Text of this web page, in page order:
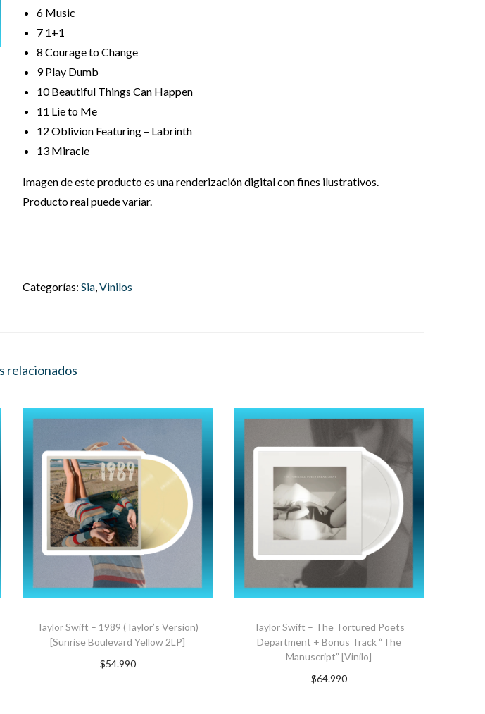
6 Music
7 1+1
8 Courage to Change
9Play Dumb
10Beautiful Things Can Happen
11 Lie to Me
12 Oblivion Featuring – Labrinth
13 Miracle
Imagen de este producto es una renderización digital con fines ilustrativos.
Producto real puede variar.
Categorías: Sia,Vinilos
relacionados
Taylor Swift – 1989 (Taylor’s Version)
[Sunrise Boulevard Yellow 2LP]
$54.990
Taylor Swift – The Tortured Poets
Department + Bonus Track “The
Manuscript” [Vinilo]
$64.990